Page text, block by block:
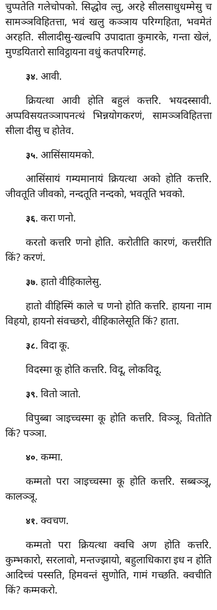
चुप्पतेति गलेचोपको. सिद्धोव ल्तु, अरहे सीलसाधुधम्मेसु च
सामञ्ञविहितत्ता, भवं खलु कञ्ञाय परिग्गहिता, भवमेतं
अरहति. सीलादीसु-खल्वपि उपादाता कुमारके, गन्ता खेलं,
मुण्डयितारो साविट्ठायना वधुं कतपरिग्गहं.
३४. आवी.
क्रियत्था आवी होति बहुलं कत्तरि. भयदस्सावी.
अप्पविसयतञ्ञापनत्थं भिन्नयोगकरणं, सामञ्ञविहितत्ता
सीला दीसु च होतेव.
३५. आसिंसायमको.
आसिंसायं गम्यमानायं क्रियत्था अको होति कत्तरि.
जीवतूति जीवको, नन्दतूति नन्दको, भवतूति भवको.
३६. करा णनो.
करतो कत्तरि णनो होति. करोतीति कारणं, कत्तरीति
किं? करणं.
३७. हातो वीहिकालेसु.
हातो वीहिस्मिं काले च णनो होति कत्तरि. हायना नाम
विहयो, हायनो संवच्छरो, वीहिकालेसूति किं? हाता.
३८. विदा कू.
विदस्मा कू होति कत्तरि. विदू, लोकविदू.
३९. वितो ञातो.
विपुब्बा ञाइच्चस्मा कू होति कत्तरि. विञ्ञू. वितोति
किं? पञ्ञा.
४०. कम्मा.
कम्मतो परा ञाइच्चस्मा कू होति कत्तरि. सब्बञ्ञू,
कालञ्ञू.
४१. क्वचण.
कम्मतो परा क्रियत्था क्वचि अण होति कत्तरि.
कुम्भकारो, सरलावो, मन्तज्झायो, बहुलाधिकारा इध न होति
आदिच्चं पस्सति, हिमवन्तं सुणोति, गामं गच्छति. क्वचीति
किं? कम्मकरो.